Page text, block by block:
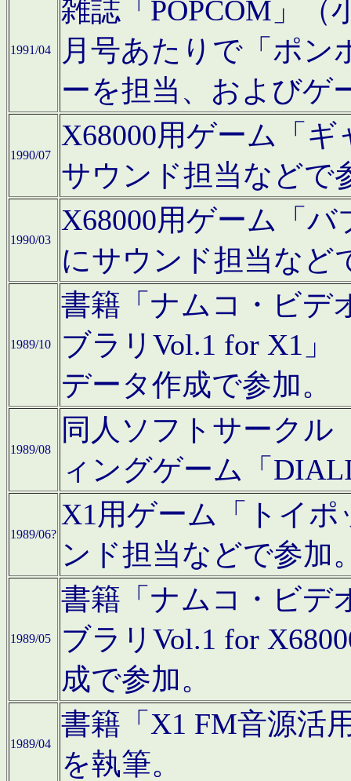
1991/04
雑誌「POPCOM」（
月号あたりで「ポン
ーを担当、およびゲ
1990/07
X68000用ゲーム「
サウンド担当などで
1990/03
X68000用ゲーム「
にサウンド担当など
1989/10
書籍「ナムコ・ビデ
ブラリVol.1 for X1」
データ作成で参加。
1989/08
同人ソフトサークル
ィングゲーム「
1989/06?
X1用ゲーム「トイ
ンド担当などで参加
1989/05
書籍「ナムコ・ビデ
ブラリVol.1 for
成で参加。
1989/04
書籍「X1 FM音源活
を執筆。